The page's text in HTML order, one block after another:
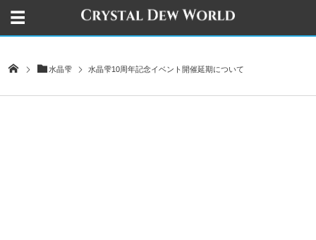
水晶雫 水晶雫10周年記念イベント開催延期について